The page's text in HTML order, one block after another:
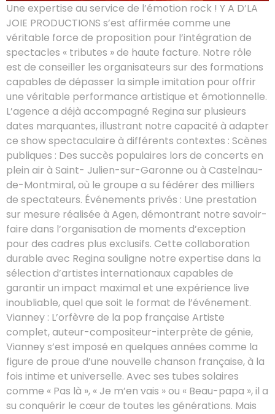
Une expertise au service de l’émotion rock ! Y A D’LA
JOIE PRODUCTIONS s’est affirmée comme une
véritable force de proposition pour l’intégration de
spectacles « tributes » de haute facture. Notre rôle
est de conseiller les organisateurs sur des formations
capables de dépasser la simple imitation pour offrir
une véritable performance artistique et émotionnelle.
L’agence a déjà accompagné Regina sur plusieurs
dates marquantes, illustrant notre capacité à adapter
ce show spectaculaire à différents contextes : Scènes
publiques : Des succès populaires lors de concerts en
plein air à Saint- Julien-sur-Garonne ou à Castelnau-
de-Montmiral, où le groupe a su fédérer des milliers
de spectateurs. Événements privés : Une prestation
sur mesure réalisée à Agen, démontrant notre savoir-
faire dans l’organisation de moments d’exception
pour des cadres plus exclusifs. Cette collaboration
durable avec Regina souligne notre expertise dans la
sélection d’artistes internationaux capables de
garantir un impact maximal et une expérience live
inoubliable, quel que soit le format de l’événement.
Vianney : L’orfèvre de la pop française Artiste
complet, auteur-compositeur-interprète de génie,
Vianney s’est imposé en quelques années comme la
figure de proue d’une nouvelle chanson française, à la
fois intime et universelle. Avec ses tubes solaires
comme « Pas là », « Je m’en vais » ou « Beau-papa », il a
su conquérir le cœur de toutes les générations. Mais